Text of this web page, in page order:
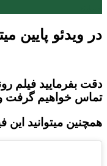
در ویدئو پایین
دقت بفرمایید فیلم
تماس خواهیم گرفت
همچنین میتوانید این